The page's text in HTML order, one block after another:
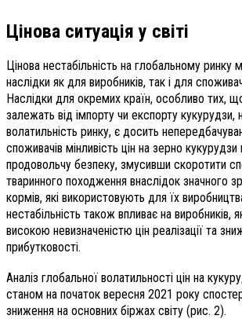
Цінова ситуація у світі
Цінова нестабільність на глобальному ринку
наслідки як для виробників, так і для
Наслідки для окремих країн, особливо тих,
залежать від імпорту чи експорту кукурудзи,
волатильність ринку, є досить
споживачів мінливість цін на зерно
продовольчу безпеку, змусивши скоротити
тваринного походження внаслідок значного
кормів, які використовують для їх
нестабільність також впливає на виробників,
високою невизначеністю цін реалізації та
прибутковості.
Аналіз глобальної волатильності цін на
станом на початок вересня 2021 року
зниження на основних біржах світу (рис. 2).